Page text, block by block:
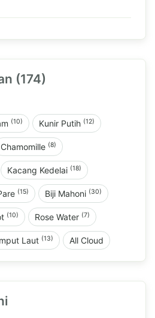
(174)
(10) Kunir Putih (12)
Chamomille (8)
Kacang Kedelai (18)
(15) Biji Mahoni (30)
(10) Rose Water (7)
Laut (13) All Cloud